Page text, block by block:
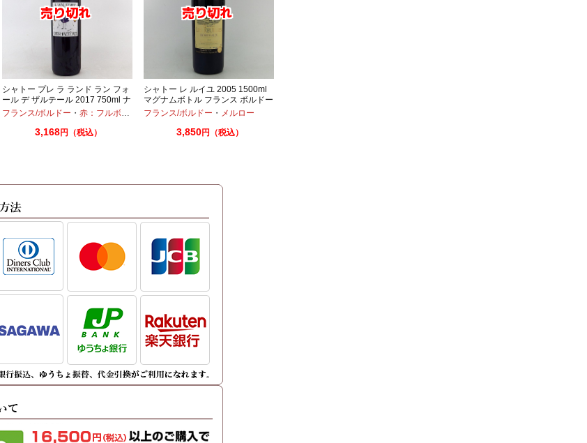
・カベルネフラン・ メルロー
シャトー プレ ラ ランド ラン フォ
ール デ ザルテール 2017 750ml ナ
チュールワイン ボルドー
フランス/ボルドー ・ 赤：フルボディ ・カベルネ・カベルネフラン ・
3,168円（税込）
シャトー レ ルイユ 2005 1500ml
マグナムボトル フランス ボルドー
赤ワイン
フランス/ボルドー ・ メルロー
3,850円（税込）